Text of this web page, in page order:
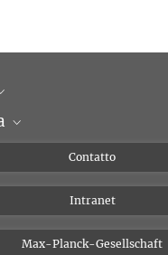
Contatto
Intranet
Max-Planck-Gesellschaft